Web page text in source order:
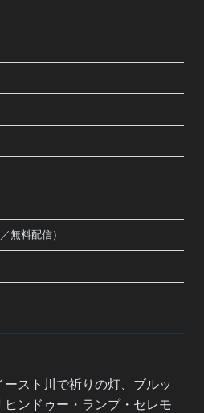
無料配信）
ースト川で祈りの灯、ブルッ
ヒンドゥー・ランプ・セレモ